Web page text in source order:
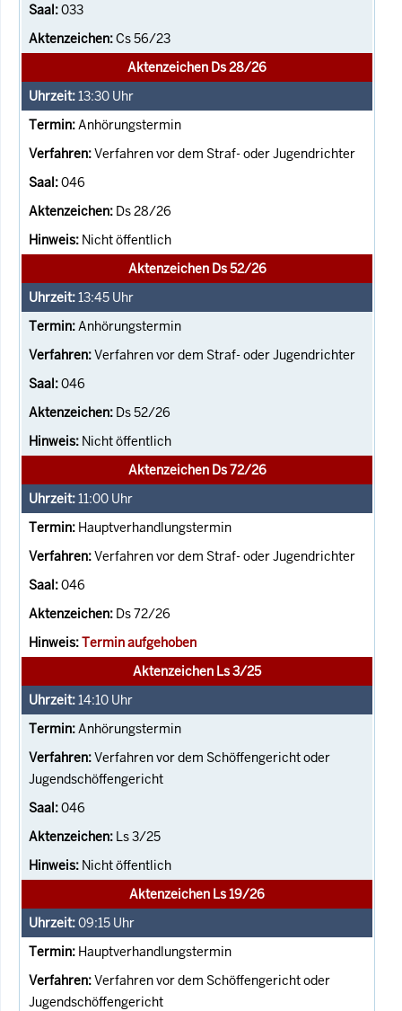
033
Cs 56/23
Aktenzeichen Ds 28/26
13:30 Uhr
Anhörungstermin
Verfahren vor dem Straf- oder Jugendrichter
046
Ds 28/26
Nicht öffentlich
Aktenzeichen Ds 52/26
13:45 Uhr
Anhörungstermin
Verfahren vor dem Straf- oder Jugendrichter
046
Ds 52/26
Nicht öffentlich
Aktenzeichen Ds 72/26
11:00 Uhr
Hauptverhandlungstermin
Verfahren vor dem Straf- oder Jugendrichter
046
Ds 72/26
Termin aufgehoben
Aktenzeichen Ls 3/25
14:10 Uhr
Anhörungstermin
Verfahren vor dem Schöffengericht oder
Jugendschöffengericht
046
Ls 3/25
Nicht öffentlich
Aktenzeichen Ls 19/26
09:15 Uhr
Hauptverhandlungstermin
Verfahren vor dem Schöffengericht oder
Jugendschöffengericht